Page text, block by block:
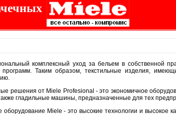
комплексный уход за бельем в собственной
программ. Таким образом, текстильные изделия,
решения от Miele Profesional - это экономичное
гладильные машины, предназначенные для тех
оборудование Miele - это высокие технологии и высокое